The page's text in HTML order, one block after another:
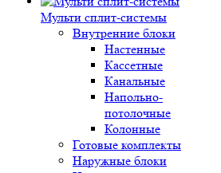
Мульти сплит-системы
Внутренние блоки
Настенные
Кассетные
Канальные
Напольно-
потолочные
Колонные
Готовые комплекты
Наружные блоки